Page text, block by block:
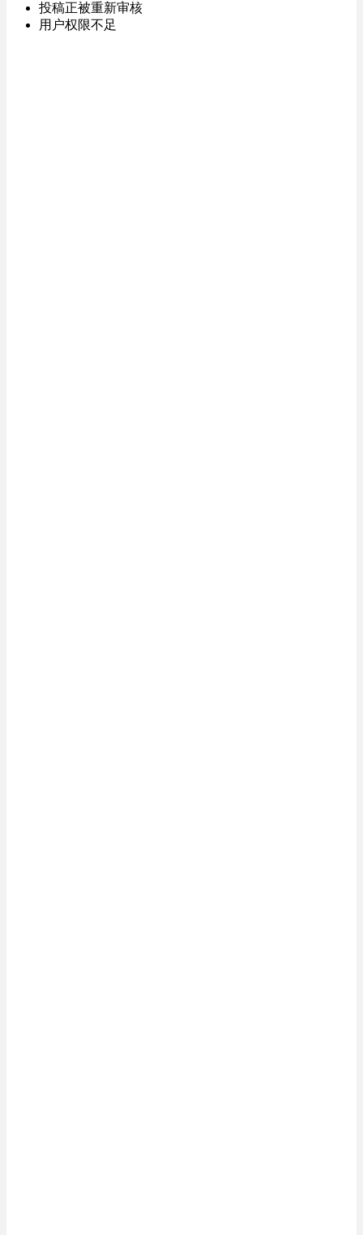
投稿正被重新审核
用户权限不足